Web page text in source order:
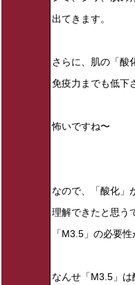
出てきます。
さらに、肌の「酸
免疫力までも低下
怖いですね〜
なので、「酸化」
理解できたと思う
「M3.5」の必要
なんせ「M3.5」は